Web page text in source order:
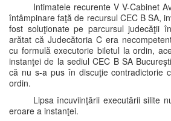
Intimatele recurente V V-Cabinet
întâmpinare faţă de recursul CEC B SA,
fost soluţionate pe parcursul judecăţii
arătat că Judecătoria C era
cu formulă executorie biletul la ordin,
instanţei de la sediul CEC B SA
că nu s-a pus în discuţie contradictorie
ordin.
Lipsa încuviinţării executării silite
eroare a instanţei.